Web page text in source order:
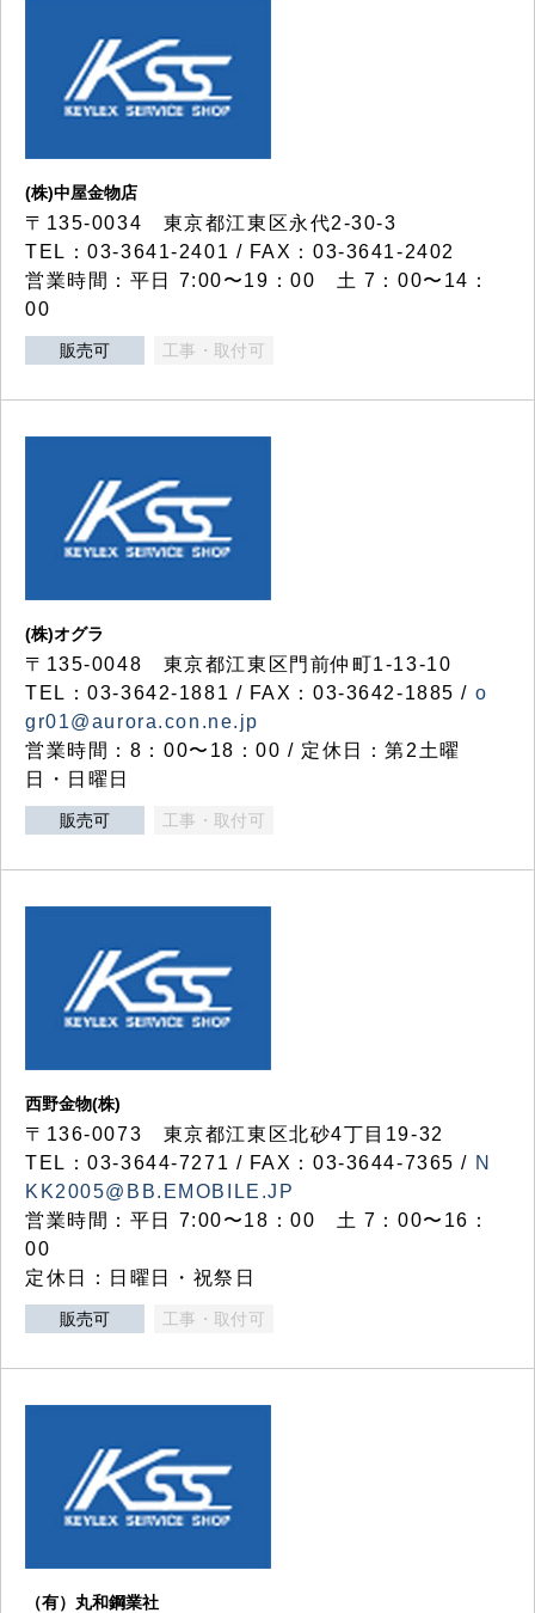
(株)中屋金物店
〒135-0034 東京都江東区永代2-30-3
TEL：03-3641-2401 / FAX：03-3641-2402
営業時間：平日 7:00〜19：00 土 7：00〜14：
00
販売可 工事・取付可
(株)オグラ
〒135-0048 東京都江東区門前仲町1-13-10
TEL：03-3642-1881 / FAX：03-3642-1885 / o
gr01@aurora.con.ne.jp
営業時間：8：00〜18：00 / 定休日：第2土曜
日・日曜日
販売可 工事・取付可
西野金物(株)
〒136-0073 東京都江東区北砂4丁目19-32
TEL：03‐3644‐7271 / FAX：03-3644-7365 / N
KK2005@BB.EMOBILE.JP
営業時間：平日 7:00〜18：00 土 7：00〜16：
00
定休日：日曜日・祝祭日
販売可 工事・取付可
（有）丸和鋼業社